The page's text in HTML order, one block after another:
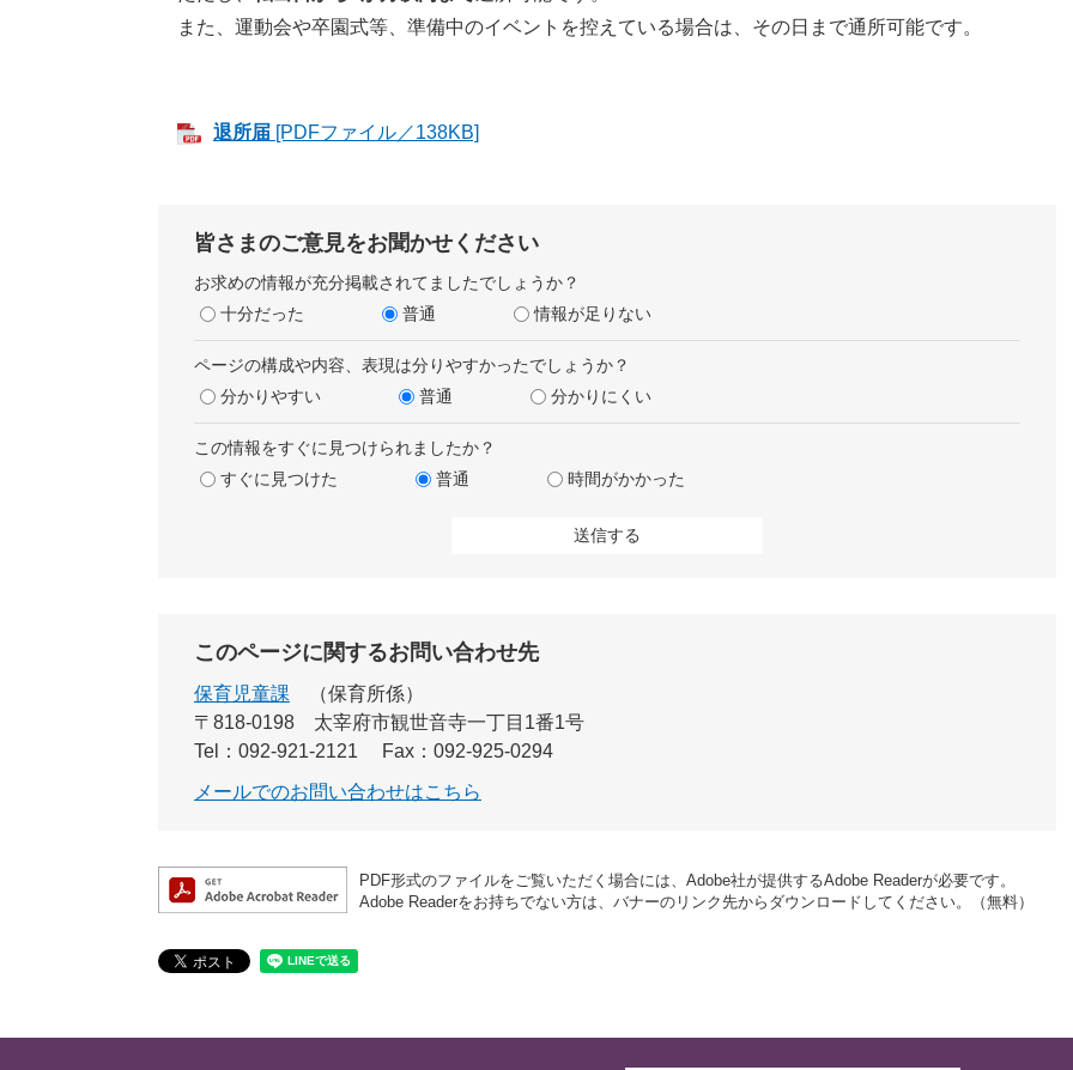
また、運動会や卒園式等、準備中のイベントを控えている場合は、その日まで通所可能です。
退所届 [PDFファイル／138KB]
皆さまのご意見をお聞かせください
お求めの情報が充分掲載されてましたでしょうか？
十分だった
普通 情報が足りない
ページの構成や内容、表現は分りやすかったでしょうか？
分かりやすい
普通 分かりにくい
この情報をすぐに見つけられましたか？
すぐに見つけた
普通 時間がかかった
このページに関するお問い合わせ先
保育児童課
保育所係
〒818-0198
太宰府市観世音寺一丁目1番1号
Tel：092-921-2121
Fax：092-925-0294
メールでのお問い合わせはこちら
PDF形式のファイルをご覧いただく場合には、Adobe社が提供するAdobe Readerが必要です。
Adobe Readerをお持ちでない方は、バナーのリンク先からダウンロードしてください。（無料）